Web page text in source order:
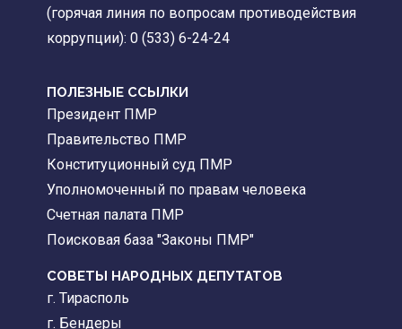
(горячая линия по вопросам противодействия
коррупции): 0 (533) 6-24-24
ПОЛЕЗНЫЕ ССЫЛКИ
Президент ПМР
Правительство ПМР
Конституционный суд ПМР
Уполномоченный по правам человека
Счетная палата ПМР
Поисковая база "Законы ПМР"
СОВЕТЫ НАРОДНЫХ ДЕПУТАТОВ
г. Тирасполь
г. Бендеры